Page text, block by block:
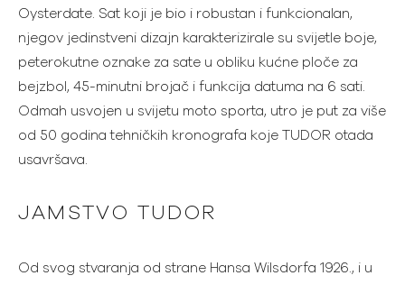
Oysterdate. Sat koji je bio i robustan i funkcionalan,
njegov jedinstveni dizajn karakterizirale su svijetle boje,
peterokutne oznake za sate u obliku kućne ploče za
bejzbol, 45-minutni brojač i funkcija datuma na 6 sati.
Odmah usvojen u svijetu moto sporta, utro je put za više
od 50 godina tehničkih kronografa koje TUDOR otada
usavršava.
JAMSTVO TUDOR
Od svog stvaranja od strane Hansa Wilsdorfa 1926., i u